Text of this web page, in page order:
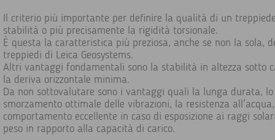
Il criterio più importante per definire la qualità di un
stabilità o più precisamente la rigidità torsionale.
È questa la caratteristica più preziosa, anche se non la sola,
treppiedi di Leica Geosystems.
Altri vantaggi fondamentali sono la stabilità in altezza sotto
la deriva orizzontale minima.
Da non sottovalutare sono i vantaggi quali la lunga durata, lo
smorzamento ottimale delle vibrazioni, la resistenza
comportamento eccellente in caso di esposizione ai raggi
peso in rapporto alla capacità di carico.